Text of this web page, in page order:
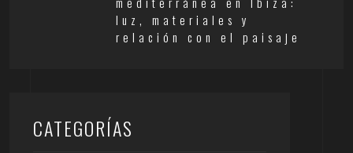
luz, materiales y
relación con el paisaje
CATEGORÍAS